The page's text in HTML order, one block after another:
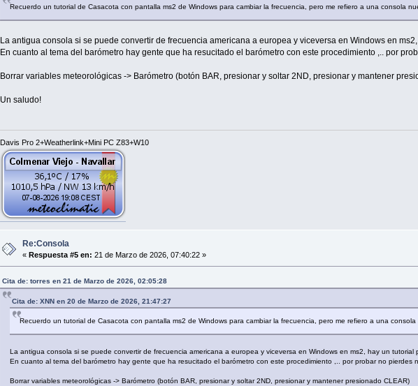
Recuerdo un tutorial de Casacota con pantalla ms2 de Windows para cambiar la frecuencia, pero me refiero a una consola
La antigua consola si se puede convertir de frecuencia americana a europea y viceversa en Windows en
En cuanto al tema del barómetro hay gente que ha resucitado el barómetro con este procedimiento ,.. por
Borrar variables meteorológicas -> Barómetro (botón BAR, presionar y soltar 2ND, presionar y mantener
Un saludo!
Davis Pro 2+Weatherlink+Mini PC Z83+W10
Re:Consola
« Respuesta #5 en: 21 de Marzo de 2026, 07:40:22 »
Cita de: torres en 21 de Marzo de 2026, 02:05:28
Cita de: XNN en 20 de Marzo de 2026, 21:47:27
Recuerdo un tutorial de Casacota con pantalla ms2 de Windows para cambiar la frecuencia, pero me refiero a una consola
La antigua consola si se puede convertir de frecuencia americana a europea y viceversa en Windows en ms2, hay un tutorial
En cuanto al tema del barómetro hay gente que ha resucitado el barómetro con este procedimiento ,.. por probar no pierdes
Borrar variables meteorológicas -> Barómetro (botón BAR, presionar y soltar 2ND, presionar y mantener presionado CLEAR)